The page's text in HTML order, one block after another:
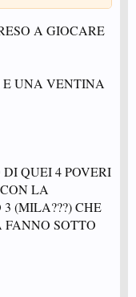
A GIOCARE
UNA VENTINA
QUEI 4 POVERI
LA
(MILA???) CHE
SOTTO